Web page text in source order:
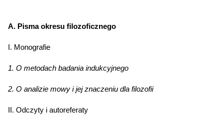
A. Pisma okresu filozoficznego
I. Monografie
1. O metodach badania indukcyjnego
2. O analizie mowy i jej znaczeniu dla filozofii
II. Odczyty i autoreferaty